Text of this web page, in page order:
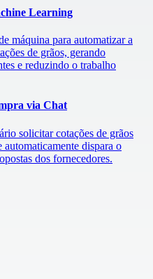
Learning
máquina para automatizar a
de grãos, gerando
e reduzindo o trabalho
via Chat
solicitar cotações de grãos
dispara o
dos fornecedores.